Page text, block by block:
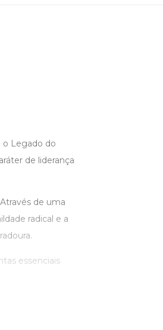
o Legado do
de liderança
de uma
radical e a
essenciais